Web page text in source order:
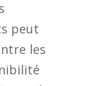
peut
les